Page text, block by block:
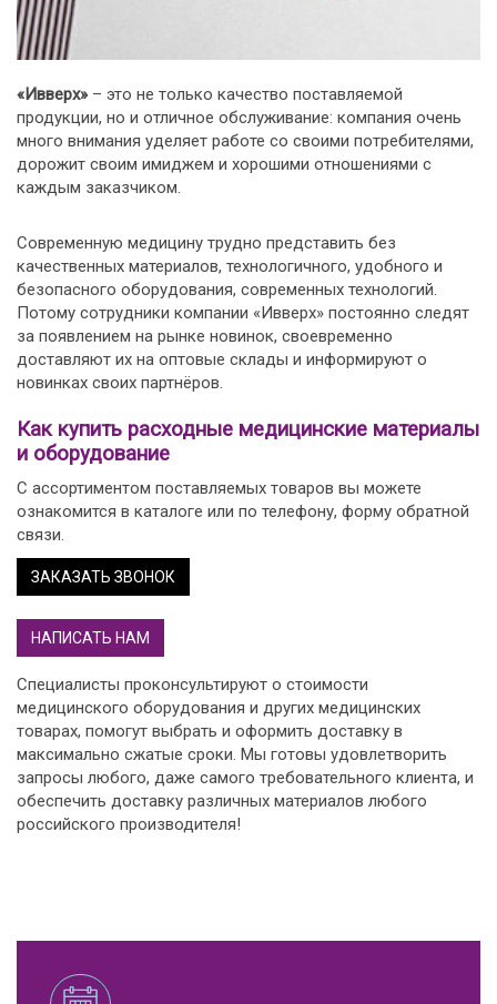
«Ивверх»– это не только качество поставляемой
продукции, но и отличное обслуживание: компания очень
много внимания уделяет работе со своими потребителями,
дорожит своим имиджем и хорошими отношениями с
каждым заказчиком.
Современную медицину трудно представить без
качественных материалов, технологичного, удобного и
безопасного оборудования, современных технологий.
Потому сотрудники компании «Ивверх» постоянно следят
за появлением на рынке новинок, своевременно
доставляют их на оптовые склады и информируют о
новинках своих партнёров.
Как купить расходные медицинские материалы
и оборудование
С ассортиментом поставляемых товаров вы можете
ознакомится в каталоге или по телефону, форму обратной
связи.
ЗАКАЗАТЬ ЗВОНОК
НАПИСАТЬ НАМ
Специалисты проконсультируют о стоимости
медицинского оборудования и других медицинских
товарах, помогут выбрать и оформить доставку в
максимально сжатые сроки. Мы готовы удовлетворить
запросы любого, даже самого требовательного клиента, и
обеспечить доставку различных материалов любого
российского производителя!